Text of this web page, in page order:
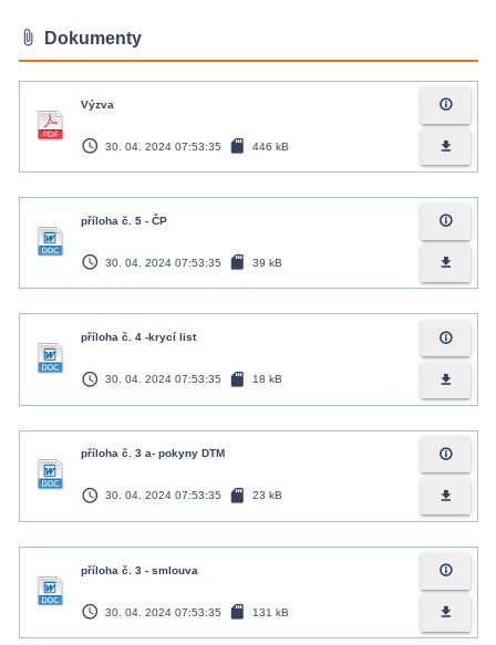
attach_file Dokumenty
Výzva
access_time 30. 04. 2024 07:53:35 sd_card 446 kB
info_outline
file_download
příloha č. 5 - ČP
access_time 30. 04. 2024 07:53:35 sd_card 39 kB
info_outline
file_download
příloha č. 4 -krycí list
access_time 30. 04. 2024 07:53:35 sd_card 18 kB
info_outline
file_download
příloha č. 3 a- pokyny DTM
access_time 30. 04. 2024 07:53:35 sd_card 23 kB
info_outline
file_download
příloha č. 3 - smlouva
access_time 30. 04. 2024 07:53:35 sd_card 131 kB
info_outline
file_download